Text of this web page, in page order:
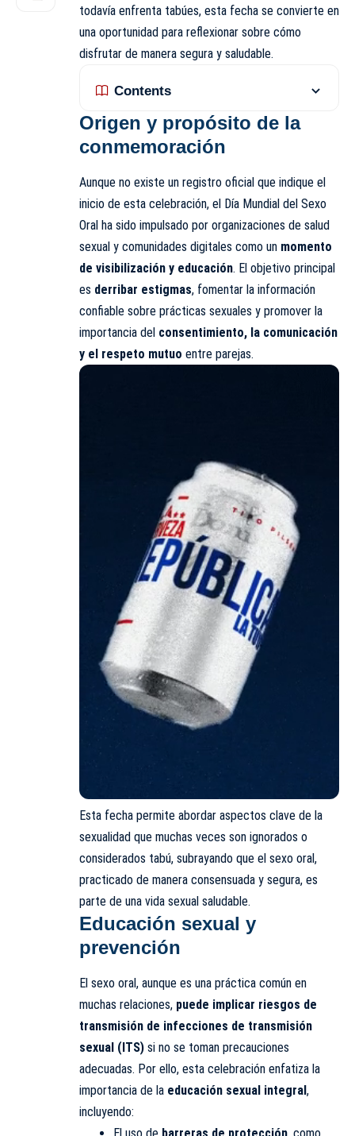
todavía enfrenta tabúes, esta fecha se convierte en
una oportunidad para reflexionar sobre cómo
disfrutar de manera segura y saludable.
Contents
Origen y propósito de la
conmemoración
Aunque no existe un registro oficial que indique el
inicio de esta celebración, el Día Mundial del Sexo
Oral ha sido impulsado por organizaciones de salud
sexual y comunidades digitales como un momento
de visibilización y educación. El objetivo principal
es derribar estigmas, fomentar la información
confiable sobre prácticas sexuales y promover la
importancia del consentimiento, la comunicación
y el respeto mutuo entre parejas.
Esta fecha permite abordar aspectos clave de la
sexualidad que muchas veces son ignorados o
considerados tabú, subrayando que el sexo oral,
practicado de manera consensuada y segura, es
parte de una vida sexual saludable.
Educación sexual y
prevención
El sexo oral, aunque es una práctica común en
muchas relaciones, puede implicar riesgos de
transmisión de infecciones de transmisión
sexual (ITS) si no se toman precauciones
adecuadas. Por ello, esta celebración enfatiza la
importancia de la educación sexual integral,
incluyendo:
El uso de barreras de protección, como